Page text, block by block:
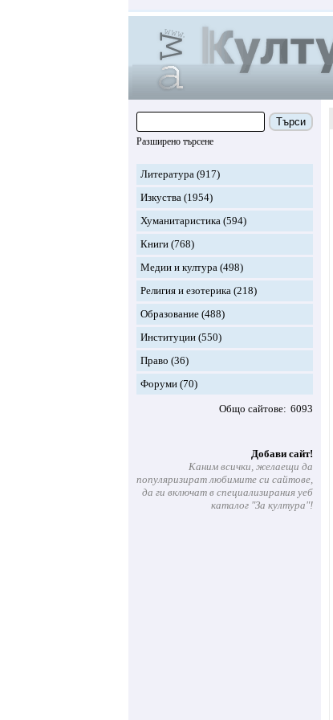
Търси
Разширено търсене
Литература (917)
Изкуства (1954)
Хуманитаристика (594)
Книги (768)
Медии и култура (498)
Религия и езотерика (218)
Образование (488)
Институции (550)
Право (36)
Форуми (70)
Общо сайтове 6093
Добави сайт!
Каним всички, желаещи да
популяризират любимите си сайтове,
да ги включат в специализирания уеб
каталог "За култура"!